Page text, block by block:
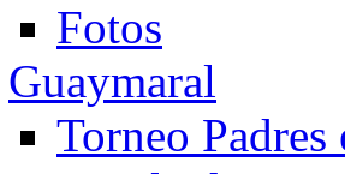
Fotos
Guaymaral
Torneo